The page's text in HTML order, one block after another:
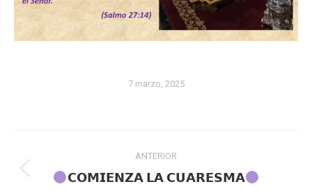
7 marzo, 2025
entre
ANTERIOR
Publicación
𝗖𝗢𝗠𝗜𝗘𝗡𝗭𝗔 𝗟𝗔 𝗖𝗨𝗔𝗥𝗘𝗦𝗠𝗔